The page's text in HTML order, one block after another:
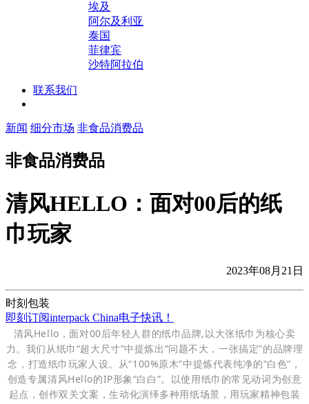
埃及
阿尔及利亚
泰国
菲律宾
沙特阿拉伯
联系我们
新闻 细分市场 非食品消费品
非食品消费品
清风HELLO：面对00后的纸
巾玩家
2023年08月21日
时刻包装
即刻订阅interpack China电子快讯！
清风Hello，面对00后年轻人群的纸巾品牌,以大张纸巾为核心卖
力。我们从纸巾“超大尺寸”中提炼出“问题不大，一张搞定”的品牌理
念，打造纸巾玩家人设。从“100%原木”中提炼代表纯净的“白色”，
创造专属清风Hello的IP形象“白白”。以使用纸巾的常见动词为创意
起点，创作双关文案，生动化演绎多种用纸场景，用玩家精神包装